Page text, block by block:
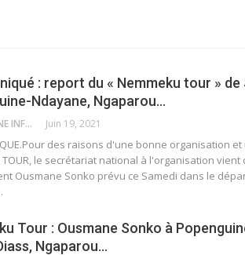
: report du « Nemmeku tour » de
Ndayane, Ngaparou…
POPENGUINE INFO Juin 19, 2021
des raisons d'une bonne organisation
TOUR, le secrétariat national à l'organisation
Ousmane Sonko prévu ce Samedi dans le
Tour : Ousmane Sonko à
Ngaparou…